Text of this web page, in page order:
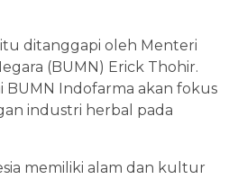
ditanggapi oleh Menteri
(BUMN) Erick Thohir.
BUMN Indofarma akan fokus
industri herbal pada
memiliki alam dan kultur